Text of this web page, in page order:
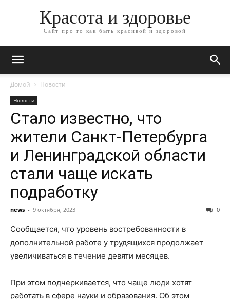
Красота и здоровье
Сайт про то как быть красивой и здоровой
Домой Новости
Новости
Стало известно, что
жители Санкт-Петербурга
и Ленинградской области
стали чаще искать
подработку
news - 9 октября, 2023 0
Сообщается, что уровень востребованности в
дополнительной работе у трудящихся продолжает
увеличиваться в течение девяти месяцев.
При этом подчеркивается, что чаще люди хотят
работать в сфере науки и образования. Об этом